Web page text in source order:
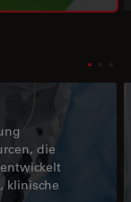
die
klinische